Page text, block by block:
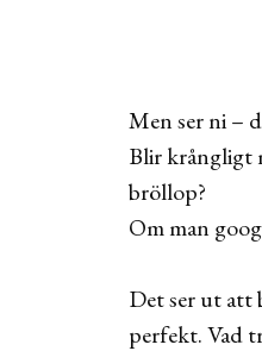
Men ser ni –
Blir krångligt
bröllop?
Om man
Det ser ut att
perfekt. Vad